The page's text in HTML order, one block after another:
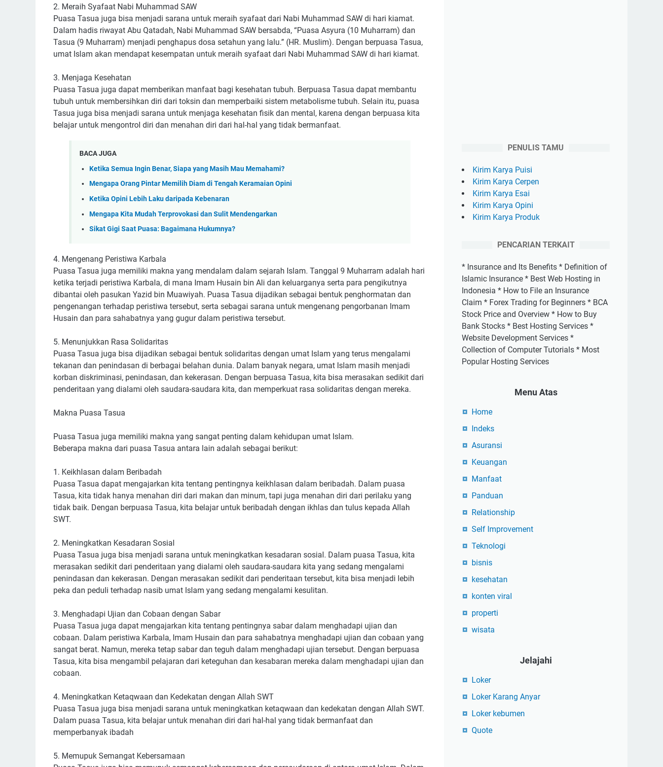
2. Meraih Syafaat Nabi Muhammad SAW
Puasa Tasua juga bisa menjadi sarana untuk meraih syafaat dari Nabi Muhammad SAW di hari kiamat.
Dalam hadis riwayat Abu Qatadah, Nabi Muhammad SAW bersabda, “Puasa Asyura (10 Muharram) dan
Tasua (9 Muharram) menjadi penghapus dosa setahun yang lalu.” (HR. Muslim). Dengan berpuasa Tasua,
umat Islam akan mendapat kesempatan untuk meraih syafaat dari Nabi Muhammad SAW di hari kiamat.
3. Menjaga Kesehatan
Puasa Tasua juga dapat memberikan manfaat bagi kesehatan tubuh. Berpuasa Tasua dapat membantu
tubuh untuk membersihkan diri dari toksin dan memperbaiki sistem metabolisme tubuh. Selain itu, puasa
Tasua juga bisa menjadi sarana untuk menjaga kesehatan fisik dan mental, karena dengan berpuasa kita
belajar untuk mengontrol diri dan menahan diri dari hal-hal yang tidak bermanfaat.
BACA JUGA
Ketika Semua Ingin Benar, Siapa yang Masih Mau Memahami?
Mengapa Orang Pintar Memilih Diam di Tengah Keramaian Opini
Ketika Opini Lebih Laku daripada Kebenaran
Mengapa Kita Mudah Terprovokasi dan Sulit Mendengarkan
Sikat Gigi Saat Puasa: Bagaimana Hukumnya?
4. Mengenang Peristiwa Karbala
Puasa Tasua juga memiliki makna yang mendalam dalam sejarah Islam. Tanggal 9 Muharram adalah hari
ketika terjadi peristiwa Karbala, di mana Imam Husain bin Ali dan keluarganya serta para pengikutnya
dibantai oleh pasukan Yazid bin Muawiyah. Puasa Tasua dijadikan sebagai bentuk penghormatan dan
pengenangan terhadap peristiwa tersebut, serta sebagai sarana untuk mengenang pengorbanan Imam
Husain dan para sahabatnya yang gugur dalam peristiwa tersebut.
5. Menunjukkan Rasa Solidaritas
Puasa Tasua juga bisa dijadikan sebagai bentuk solidaritas dengan umat Islam yang terus mengalami
tekanan dan penindasan di berbagai belahan dunia. Dalam banyak negara, umat Islam masih menjadi
korban diskriminasi, penindasan, dan kekerasan. Dengan berpuasa Tasua, kita bisa merasakan sedikit dari
penderitaan yang dialami oleh saudara-saudara kita, dan memperkuat rasa solidaritas dengan mereka.
Makna Puasa Tasua
Puasa Tasua juga memiliki makna yang sangat penting dalam kehidupan umat Islam.
Beberapa makna dari puasa Tasua antara lain adalah sebagai berikut:
1. Keikhlasan dalam Beribadah
Puasa Tasua dapat mengajarkan kita tentang pentingnya keikhlasan dalam beribadah. Dalam puasa
Tasua, kita tidak hanya menahan diri dari makan dan minum, tapi juga menahan diri dari perilaku yang
tidak baik. Dengan berpuasa Tasua, kita belajar untuk beribadah dengan ikhlas dan tulus kepada Allah
SWT.
2. Meningkatkan Kesadaran Sosial
Puasa Tasua juga bisa menjadi sarana untuk meningkatkan kesadaran sosial. Dalam puasa Tasua, kita
merasakan sedikit dari penderitaan yang dialami oleh saudara-saudara kita yang sedang mengalami
penindasan dan kekerasan. Dengan merasakan sedikit dari penderitaan tersebut, kita bisa menjadi lebih
peka dan peduli terhadap nasib umat Islam yang sedang mengalami kesulitan.
3. Menghadapi Ujian dan Cobaan dengan Sabar
Puasa Tasua juga dapat mengajarkan kita tentang pentingnya sabar dalam menghadapi ujian dan
cobaan. Dalam peristiwa Karbala, Imam Husain dan para sahabatnya menghadapi ujian dan cobaan yang
sangat berat. Namun, mereka tetap sabar dan teguh dalam menghadapi ujian tersebut. Dengan berpuasa
Tasua, kita bisa mengambil pelajaran dari keteguhan dan kesabaran mereka dalam menghadapi ujian dan
cobaan.
4. Meningkatkan Ketaqwaan dan Kedekatan dengan Allah SWT
Puasa Tasua juga bisa menjadi sarana untuk meningkatkan ketaqwaan dan kedekatan dengan Allah SWT.
Dalam puasa Tasua, kita belajar untuk menahan diri dari hal-hal yang tidak bermanfaat dan
memperbanyak ibadah
5. Memupuk Semangat Kebersamaan
PENULIS TAMU
Kirim Karya Puisi
Kirim Karya Cerpen
Kirim Karya Esai
Kirim Karya Opini
Kirim Karya Produk
PENCARIAN TERKAIT
* Insurance and Its Benefits * Definition of
Islamic Insurance * Best Web Hosting in
Indonesia * How to File an Insurance
Claim * Forex Trading for Beginners * BCA
Stock Price and Overview * How to Buy
Bank Stocks * Best Hosting Services *
Website Development Services *
Collection of Computer Tutorials * Most
Popular Hosting Services
Menu Atas
Home
Indeks
Asuransi
Keuangan
Manfaat
Panduan
Relationship
Self Improvement
Teknologi
bisnis
kesehatan
konten viral
properti
wisata
Jelajahi
Loker
Loker Karang Anyar
Loker kebumen
Quote